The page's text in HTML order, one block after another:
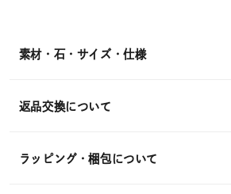
素材・石・サイズ・仕様
返品交換について
ラッピング・梱包について